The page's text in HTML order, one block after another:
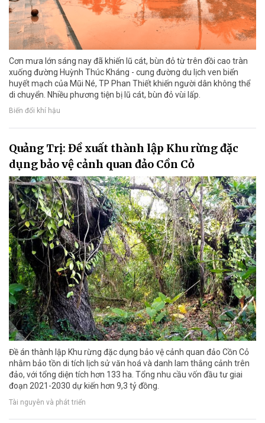
Cơn mưa lớn sáng nay đã khiến lũ cát, bùn đỏ từ trên đồi cao tràn
xuống đường Huỳnh Thúc Kháng - cung đường du lịch ven biển
huyết mạch của Mũi Né, TP Phan Thiết khiến người dân không thể
di chuyển. Nhiều phương tiện bị lũ cát, bùn đỏ vùi lấp.
Biến đổi khí hậu
Quảng Trị: Đề xuất thành lập Khu rừng đặc
dụng bảo vệ cảnh quan đảo Cồn Cỏ
Đề án thành lập Khu rừng đặc dụng bảo vệ cảnh quan đảo Cồn Cỏ
nhằm bảo tồn di tích lịch sử văn hoá và danh lam thắng cảnh trên
đảo, với tổng diện tích hơn 133 ha. Tổng nhu cầu vốn đầu tư giai
đoạn 2021-2030 dự kiến hơn 9,3 tỷ đồng.
Tài nguyên và phát triển